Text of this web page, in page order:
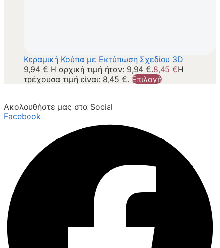
Κεραμική Κούπα με Εκτύπωση Σχεδίου 3D
9,94€ Η αρχική τιμή ήταν: 9,94 €.8,45 €Η
τρέχουσα τιμή είναι: 8,45 €. Επιλογή
Ακολουθήστε μας στα Social
Facebook